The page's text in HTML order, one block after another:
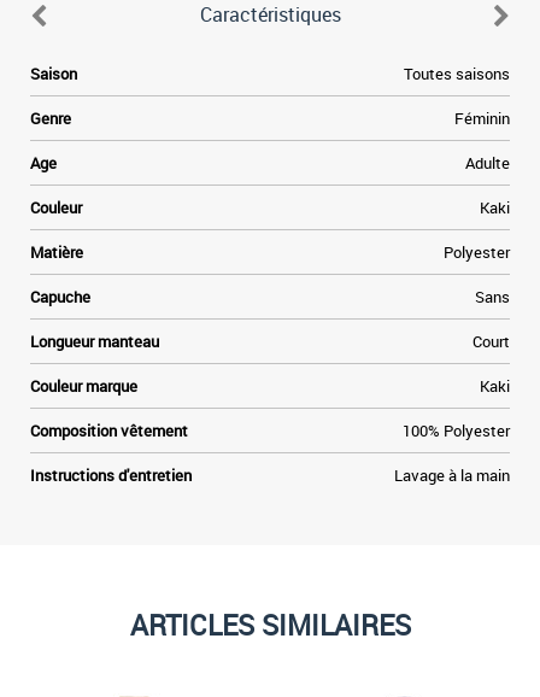
Caractéristiques
Saison Toutes saisons
Genre Féminin
Age Adulte
Couleur Kaki
Matière Polyester
Capuche Sans
Longueur manteau Court
Couleur marque Kaki
Composition vêtement 100% Polyester
Instructions d'entretien Lavage à la main
ARTICLES SIMILAIRES